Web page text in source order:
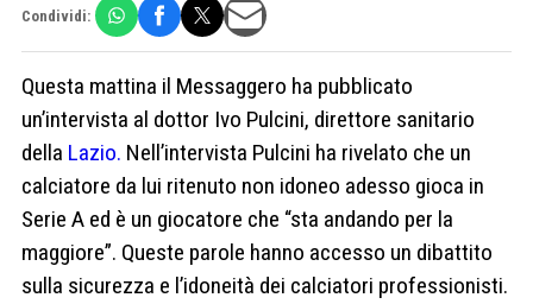
Condividi:
Questa mattina il Messaggero ha pubblicato
un’intervista al dottor Ivo Pulcini, direttore sanitario
della Lazio. Nell’intervista Pulcini ha rivelato che un
calciatore da lui ritenuto non idoneo adesso gioca in
Serie A ed è un giocatore che “sta andando per la
maggiore”. Queste parole hanno accesso un dibattito
sulla sicurezza e l’idoneità dei calciatori professionisti.